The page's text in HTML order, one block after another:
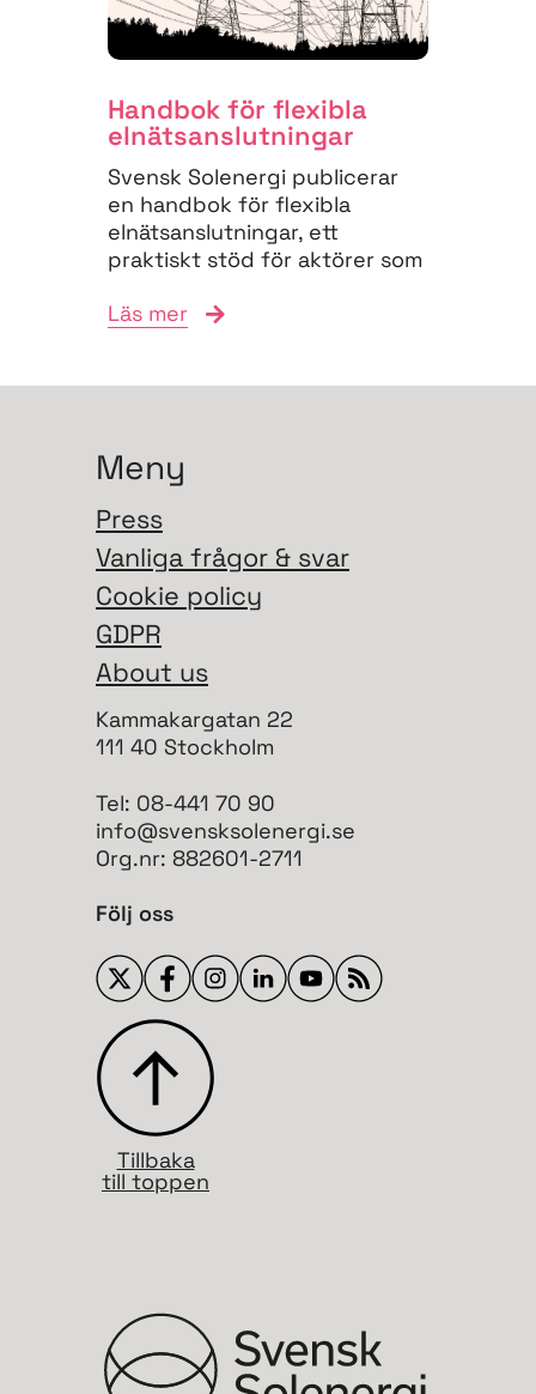
Handbok för flexibla
elnäts­anslutningar
Svensk Solenergi publicerar
en handbok för flexibla
elnätsanslutningar, ett
praktiskt stöd för aktörer som
anslutningsprocessen och
Läs mer
Meny
Press
Vanliga frågor & svar
Cookie policy
GDPR
About us
Kammakargatan 22
111 40 Stockholm
Tel: 08-441 70 90
info@svensksolenergi.se
Org.nr: 882601-2711
Följ oss
Tillbaka
till toppen